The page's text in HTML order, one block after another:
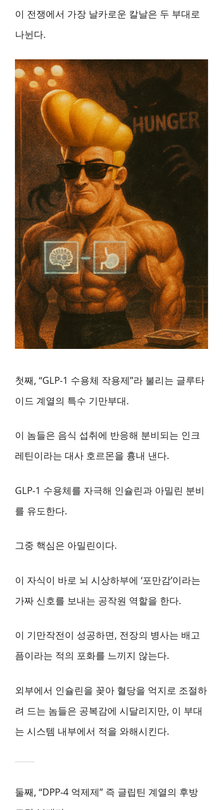
이 전쟁에서 가장 날카로운 칼날은 두 부대로
나뉜다.
첫째, “GLP-1 수용체 작용제”라 불리는 글루타
이드 계열의 특수 기만부대.
이 놈들은 음식 섭취에 반응해 분비되는 인크
레틴이라는 대사 호르몬을 흉내 낸다.
GLP-1 수용체를 자극해 인슐린과 아밀린 분비
를 유도한다.
그중 핵심은 아밀린이다.
이 자식이 바로 뇌 시상하부에 ‘포만감’이라는
가짜 신호를 보내는 공작원 역할을 한다.
이 기만작전이 성공하면, 전장의 병사는 배고
픔이라는 적의 포화를 느끼지 않는다.
외부에서 인슐린을 꽂아 혈당을 억지로 조절하
려 드는 놈들은 공복감에 시달리지만, 이 부대
는 시스템 내부에서 적을 와해시킨다.
둘째, “DPP-4 억제제” 즉 글립틴 계열의 후방